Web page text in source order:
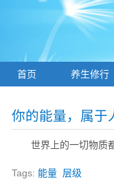
首页 养生修行
你的能量，属于
世界上的一切物质
Tags: 能量 层级